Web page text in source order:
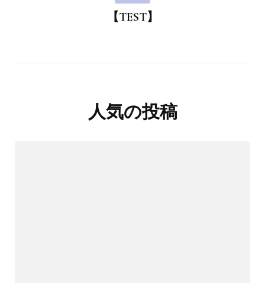
【TEST】
人気の投稿